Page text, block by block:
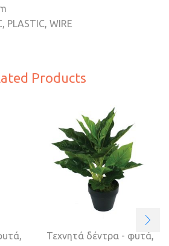
PLASTIC, WIRE
Products
,
Τεχνητά δέντρα - φυτά,